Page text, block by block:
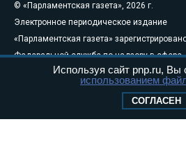
© «Парламентская газета», 2026 г.
Электронное периодическое издание
«Парламентская газета»
Федеральной службе по надзору в сфере
связи, информационных технологий и
массовых коммуникаций (Роскомнадзор)
Свидетельство о регистрации Эл № ФС77-
Используя сайт pnp.ru, Вы
использованием
СОГЛАСЕН